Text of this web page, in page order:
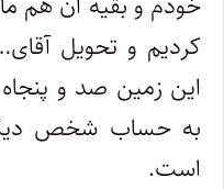
کردیم و تحویل
این زمین صد و
به حساب شخص
است.